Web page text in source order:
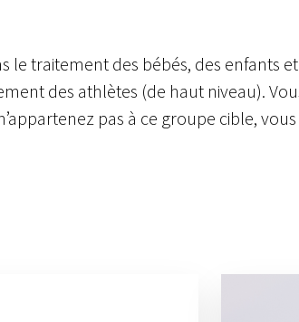
traitement des bébés, des enfants
des athlètes (de haut niveau).
pas à ce groupe cible,